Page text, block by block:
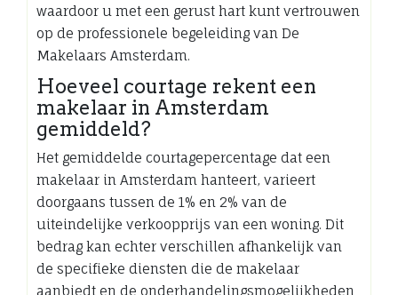
waardoor u met een gerust hart kunt vertrouwen
op de professionele begeleiding van De
Makelaars Amsterdam.
Hoeveel courtage rekent een
makelaar in Amsterdam
gemiddeld?
Het gemiddelde courtagepercentage dat een
makelaar in Amsterdam hanteert, varieert
doorgaans tussen de 1% en 2% van de
uiteindelijke verkoopprijs van een woning. Dit
bedrag kan echter verschillen afhankelijk van
de specifieke diensten die de makelaar
aanbiedt en de onderhandelingsmogelijkheden